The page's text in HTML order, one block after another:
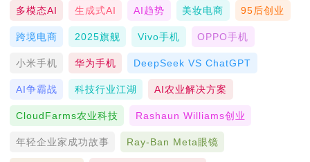
多模态AI 生成式AI AI趋势 美妆电商 95后创业
跨境电商 2025旗舰 Vivo手机 OPPO手机
小米手机 华为手机 DeepSeek VS ChatGPT
AI争霸战 科技行业江湖 AI农业解决方案
CloudFarms农业科技 Rashaun Williams创业
年轻企业家成功故事 Ray-Ban Meta眼镜